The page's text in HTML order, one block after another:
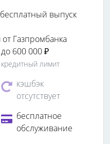
бесплатный выпуск
до 600 000 ₽
кредитный лимит
кэшбэк
отсутствует
бесплатное
обслуживание